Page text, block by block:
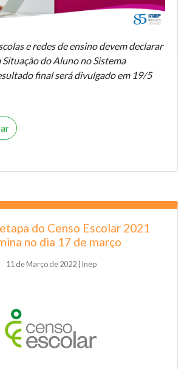
e redes de ensino devem declarar
do Aluno no Sistema
final será divulgado em 19/5
do Censo Escolar 2021
no dia 17 de março
11 de Março de 2022 | Inep